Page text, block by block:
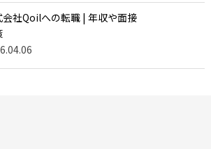
会社Qoilへの転職 | 年収や面接